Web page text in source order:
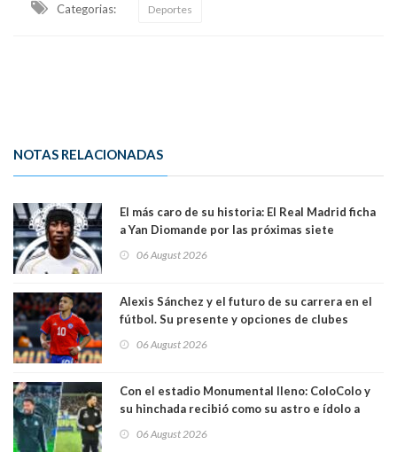
Categorias: Deportes
NOTAS RELACIONADAS
El más caro de su historia: El Real Madrid ficha
a Yan Diomande por las próximas siete
06 August 2026
Alexis Sánchez y el futuro de su carrera en el
fútbol. Su presente y opciones de clubes
06 August 2026
Con el estadio Monumental lleno: ColoColo y
su hinchada recibió como su astro e ídolo a
06 August 2026